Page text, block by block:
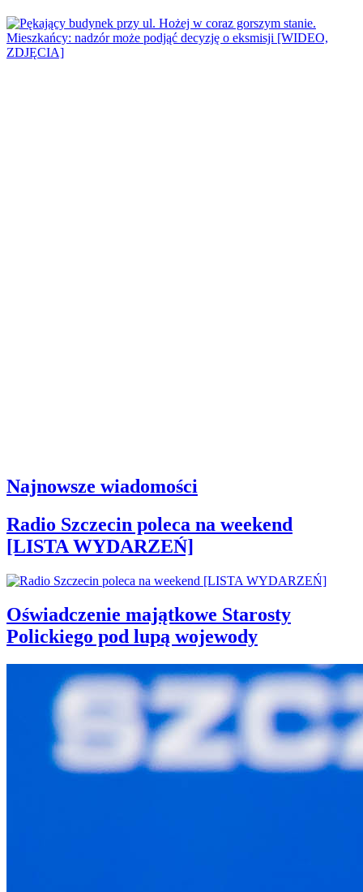
Najnowsze wiadomości
Radio Szczecin poleca na weekend
[LISTA WYDARZEŃ]
Oświadczenie majątkowe Starosty
Polickiego pod lupą wojewody